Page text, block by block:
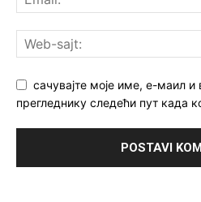
сачувајте моје име, е-маил и
прегледнику следећи пут када